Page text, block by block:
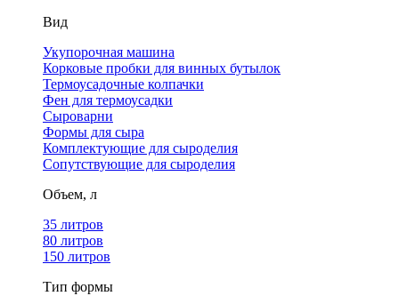
Вид
Укупорочная машина
Корковые пробки для винных бутылок
Термоусадочные колпачки
Фен для термоусадки
Сыроварни
Формы для сыра
Комплектующие для сыроделия
Сопутствующие для сыроделия
Объем, л
35 литров
80 литров
150 литров
Тип формы